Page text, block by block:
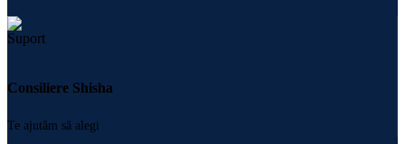
Consiliere Shisha
Te ajutăm să alegi